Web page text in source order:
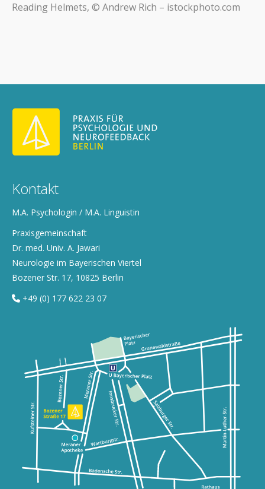
Reading Helmets, © Andrew Rich – istockphoto.com
Kontakt
M.A. Psychologin / M.A. Linguistin
Praxisgemeinschaft
Dr. med. Univ. A. Jawari
Neurologie im Bayerischen Viertel
Bozener Str. 17, 10825 Berlin
+49 (0) 177 622 23 07